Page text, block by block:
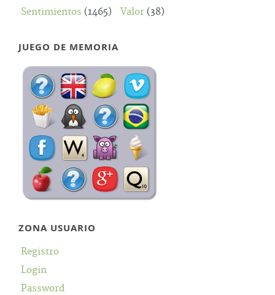
Sentimientos (1465) Valor (38)
JUEGO DE MEMORIA
ZONA USUARIO
Registro
Login
Password